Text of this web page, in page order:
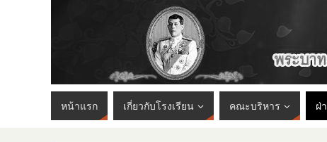
หน้าแรก เกี่ยวกับโรงเรียน คณะบริหาร ฝ่